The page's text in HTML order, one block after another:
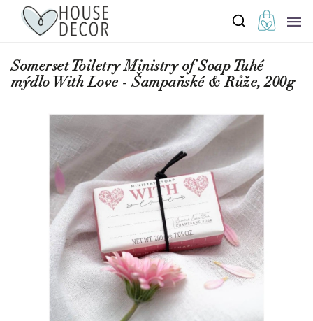
Somerset Toiletry Ministry of Soap Tuhé
mýdlo With Love - Šampaňské & Růže, 200g